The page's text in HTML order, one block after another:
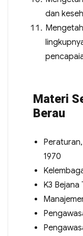
dan
Materi
Berau
Peraturan,
1970
K3 Bejana